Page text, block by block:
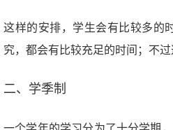
这样的安排，学生会有比较多的
究，都会有比较充足的时间；不
二、学季制